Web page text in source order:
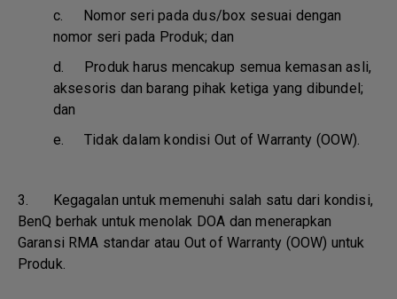
c. Nomor seri pada dus/box sesuai dengan
nomor seri pada Produk; dan
d. Produk harus mencakup semua kemasan asli,
aksesoris dan barang pihak ketiga yang dibundel;
dan
e.Tidak dalam kondisi Out of Warranty (OOW).
3. Kegagalan untuk memenuhi salah satu dari kondisi,
BenQ berhak untuk menolak DOA dan menerapkan
Garansi RMA standar atau Out of Warranty (OOW) untuk
Produk.